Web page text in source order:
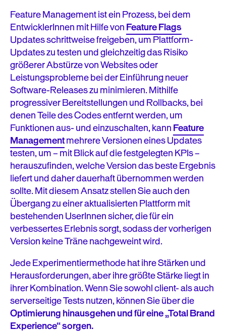
Feature Management ist ein Prozess, bei dem
EntwicklerInnen mit Hilfe vonFeature Flags
Updates schrittweise freigeben, um Plattform-
Updates zu testen und gleichzeitig das Risiko
größerer Abstürze von Websites oder
Leistungsprobleme bei der Einführung neuer
Software-Releases zu minimieren. Mithilfe
progressiver Bereitstellungen und Rollbacks, bei
denen Teile des Codes entfernt werden, um
Funktionen aus- und einzuschalten, kannFeature
Managementmehrere Versionen eines Updates
testen, um – mit Blick auf die festgelegten KPIs –
herauszufinden, welche Version das beste Ergebnis
liefert und daher dauerhaft übernommen werden
sollte. Mit diesem Ansatz stellen Sie auch den
Übergang zu einer aktualisierten Plattform mit
bestehenden UserInnen sicher, die für ein
verbessertes Erlebnis sorgt, sodass der vorherigen
Version keine Träne nachgeweint wird.
Jede Experimentiermethode hat ihre Stärken und
Herausforderungen, aber ihre größte Stärke liegt in
ihrer Kombination. Wenn Sie sowohl client- als auch
serverseitige Tests nutzen, können Sie über die
Optimierung hinausgehen und für eine „Total Brand
Experience“ sorgen.